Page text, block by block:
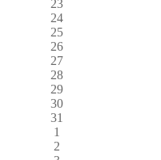
23
24
25
26
27
28
29
30
31
1
2